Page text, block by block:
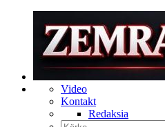
Video
Kontakt
Redaksia